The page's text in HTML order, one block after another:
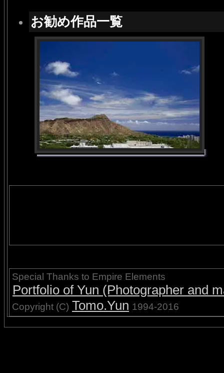
お勧め作品一覧
Special Thanks to Empire Elements
Portfolio of Yun (Photographer and
Copyright (C) Tomo.Yun 1994-2016